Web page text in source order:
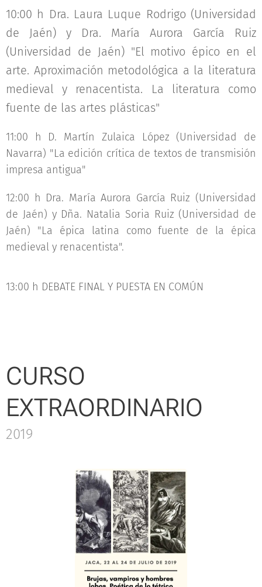
10:00 h Dra. Laura Luque Rodrigo (Universidad
de Jaén) y Dra. María Aurora García Ruiz
(Universidad de Jaén) "El motivo épico en el
arte. Aproximación metodológica a la literatura
medieval y renacentista. La literatura como
fuente de las artes plásticas"
11:00 h D. Martín Zulaica López (Universidad de
Navarra) "La edición crítica de textos de transmisión
impresa antigua"
12:00 h Dra. María Aurora García Ruiz (Universidad
de Jaén) y Dña. Natalia Soria Ruiz (Universidad de
Jaén) "La épica latina como fuente de la épica
medieval y renacentista".
13:00 h DEBATE FINAL Y PUESTA EN COMÚN
CURSO
EXTRAORDINARIO
2019